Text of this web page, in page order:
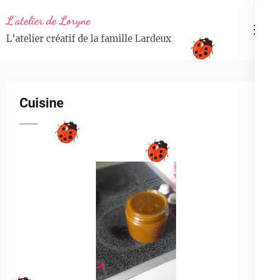
au
contenu
L'atelier de Loryne
L'atelier créatif de la famille Lardeux
Cuisine